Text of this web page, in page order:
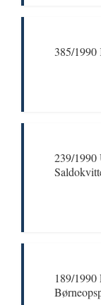
385/1990
239/
189/1990